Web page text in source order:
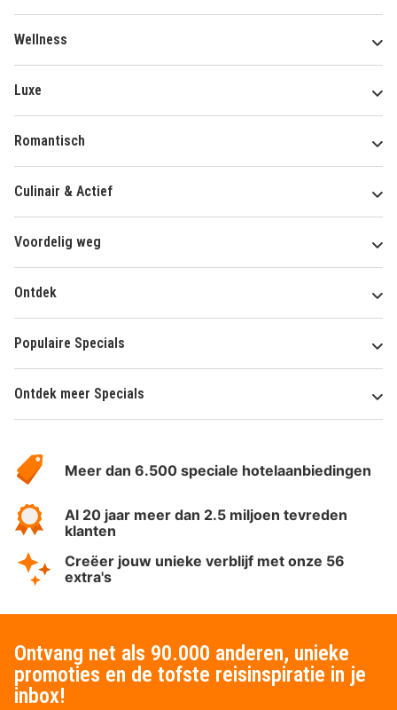
Wellness
Luxe
Romantisch
Culinair & Actief
Voordelig weg
Ontdek
Populaire Specials
Ontdek meer Specials
HotelSpecials
Meer dan 6.500 speciale hotelaanbiedingen
Al 20 jaar meer dan 2.5 miljoen tevreden
klanten
Creëer jouw unieke verblijf met onze 56
extra's
Ontvang net als 90.000 anderen, unieke
promoties en de tofste reisinspiratie in je
inbox!